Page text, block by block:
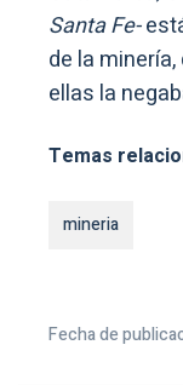
Santa Fe-
de la
ellas la
Temas
mineria
Fecha de